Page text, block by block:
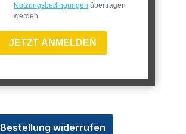
Nutzungsbedingungen übertragen
werden
JETZT ANMELDEN
Bestellung widerrufen